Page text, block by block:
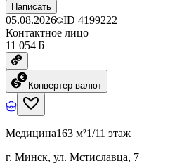
Написать
05.08.2026 ID 4199222
Контактное лицо
11 054 ƃ
Конвертер валют
Медицина163 м²1/11 этаж
г. Минск, ул. Мстиславца, 7